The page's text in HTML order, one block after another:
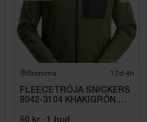
Bromma 12d 4h
FLEECETRÖJA SNICKERS
8042-3104 KHAKIGRÖN.